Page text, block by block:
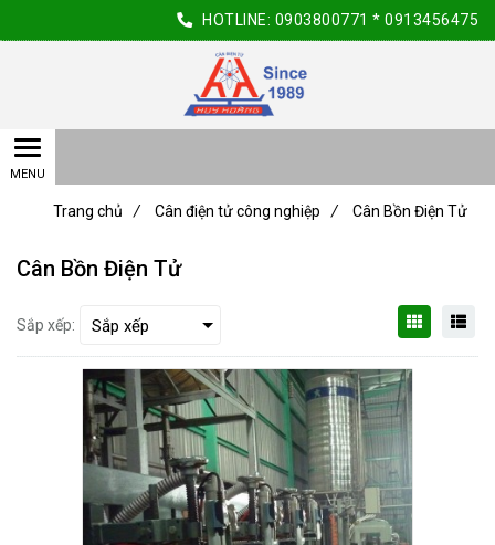
Cân Bồn Điện Tử
Sắp xếp:
Trang chủ / Cân điện tử công nghiệp / Cân Bồn Điện Tử
HOTLINE: 0903800771 * 0913456475